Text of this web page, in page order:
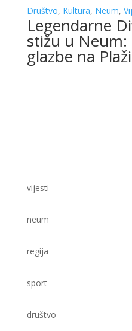
Društvo, Kultura, Neum,
Legendarne
stižu u Neum:
glazbe na
vijesti
neum
regija
sport
društvo